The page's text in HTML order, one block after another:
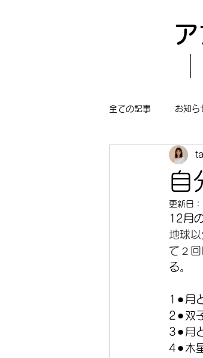
全ての記事 お知ら
〝自分で作る〟
まほらboの学習
冒険まほらbo
自
更新日：
12月
地球
て２
る。
1⚫︎月
2⚫︎双
3⚫︎月
4⚫︎木